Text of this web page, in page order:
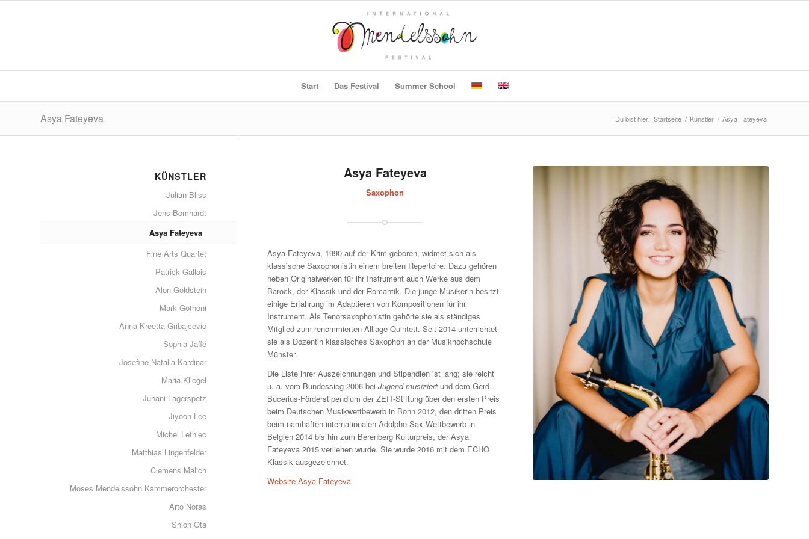
Start Das Festival Summer School
Asya Fateyeva Du bist hier: Startseite / Künstler / Asya Fateyeva
Asya Fateyeva
Saxophon
Asya Fateyeva, 1990 auf der Krim geboren, widmet sich als
klassische Saxophonistin einem breiten Repertoire. Dazu gehören
neben Originalwerken für ihr Instrument auch Werke aus dem
Barock, der Klassik und der Romantik. Die junge Musikerin besitzt
einige Erfahrung im Adaptieren von Kompositionen für ihr
Instrument. Als Tenorsaxophonistin gehörte sie als ständiges
Mitglied zum renommierten Alliage-Quintett. Seit 2014 unterrichtet
sie als Dozentin klassisches Saxophon an der Musikhochschule
Münster.
Die Liste ihrer Auszeichnungen und Stipendien ist lang; sie reicht
u. a. vom Bundessieg 2006 bei Jugend musiziertund dem Gerd-
Bucerius-Förderstipendium der ZEIT-Stiftung über den ersten Preis
beim Deutschen Musikwettbewerb in Bonn 2012, den dritten Preis
beim namhaften internationalen Adolphe-Sax-Wettbewerb in
Belgien 2014 bis hin zum Berenberg Kulturpreis, der Asya
Fateyeva 2015 verliehen wurde. Sie wurde 2016 mit dem ECHO
Klassik ausgezeichnet.
Website Asya Fateyeva
KÜNSTLER
Julian Bliss
Jens Bomhardt
Asya Fateyeva
Fine Arts Quartet
Patrick Gallois
Alon Goldstein
Mark Gothoni
Anna-Kreetta Gribajcevic
Sophia Jaffé
Josefine Natalia Kardinar
Maria Kliegel
Juhani Lagerspetz
Jiyoon Lee
Michel Lethiec
Matthias Lingenfelder
Clemens Malich
Moses Mendelssohn Kammerorchester
Arto Noras
Shion Ota